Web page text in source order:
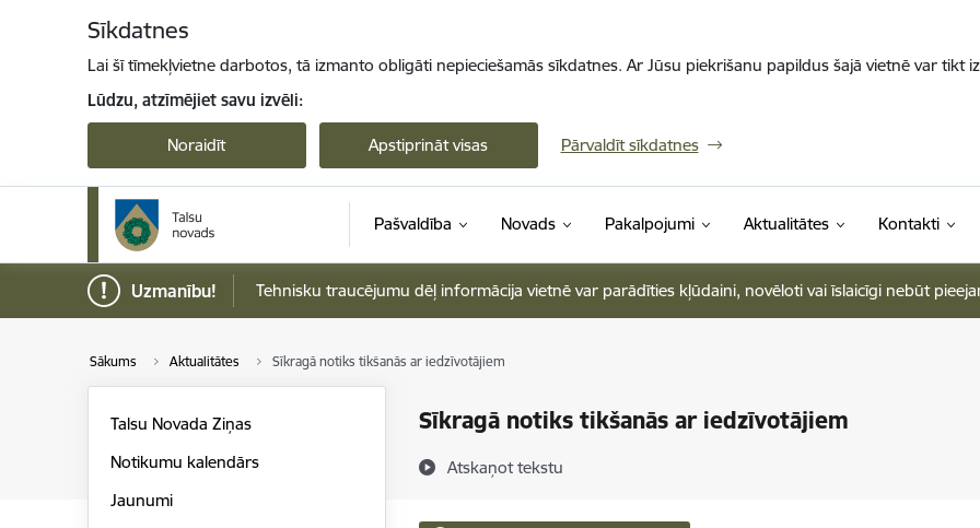
Sīkdatnes
Lai šī tīmekļvietne darbotos, tā izmanto obligāti nepieciešamās sīkdatnes. Ar Jūsu piekrišanu papildus šajā vietnē var tikt
Lūdzu, atzīmējiet savu izvēli:
Noraidīt Apstiprināt visas Pārvaldīt sīkdatnes
Pašvaldība Novads Pakalpojumi Aktualitātes Kontakti
Uzmanību! Tehnisku traucējumu dēļ informācija vietnē var parādīties kļūdaini, novēloti vai īslaicīgi nebūt
Sākums Aktualitātes Sīkragā notiks tikšanās ar iedzīvotājiem
Sīkragā notiks tikšanās ar iedzīvotājiem
Atskaņot tekstu
Talsu Novada Ziņas
Notikumu kalendārs
Jaunumi